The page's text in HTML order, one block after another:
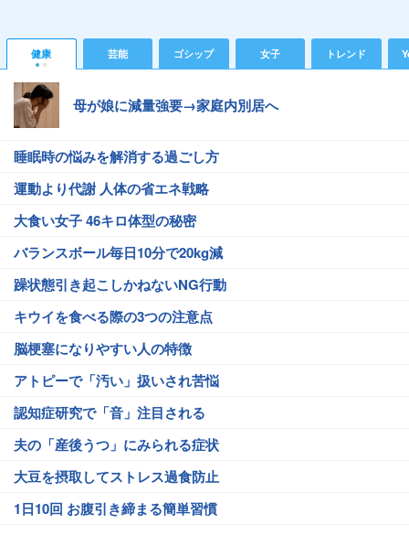
健康 芸能 ゴシップ 女子 トレンド
母が娘に減量強要→家庭内別居へ
睡眠時の悩みを解消する過ごし方
運動より代謝 人体の省エネ戦略
大食い女子 46キロ体型の秘密
バランスボール毎日10分で20kg減
躁状態引き起こしかねないNG行動
キウイを食べる際の3つの注意点
脳梗塞になりやすい人の特徴
アトピーで「汚い」扱いされ苦悩
認知症研究で「音」注目される
夫の「産後うつ」にみられる症状
大豆を摂取してストレス過食防止
1日10回 お腹引き締まる簡単習慣